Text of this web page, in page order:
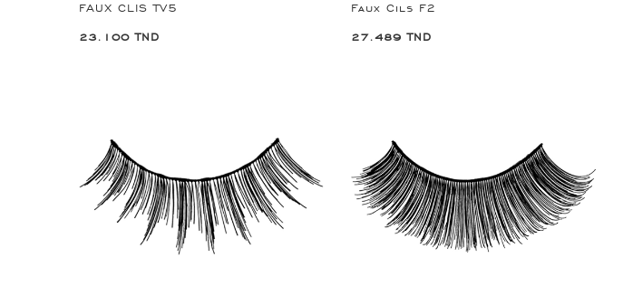
FAUX CLIS TV5
23.100 TND
Faux Cils F2
27.489 TND